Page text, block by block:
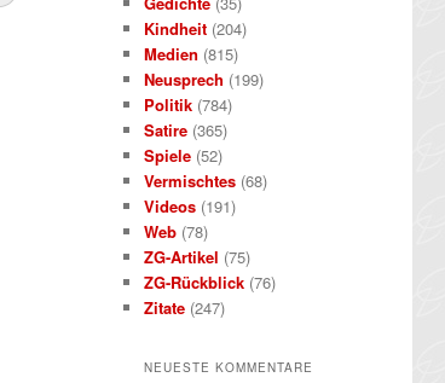
Kindheit (204)
Medien (815)
Neusprech (199)
Politik (784)
Satire (365)
Spiele (52)
Vermischtes (68)
Videos (191)
Web (78)
ZG-Artikel (75)
ZG-Rückblick (76)
Zitate (247)
NEUESTE KOMMENTARE